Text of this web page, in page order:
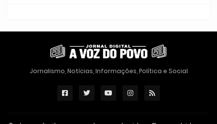
Jornalismo, Notícias, Informações, Política e Social